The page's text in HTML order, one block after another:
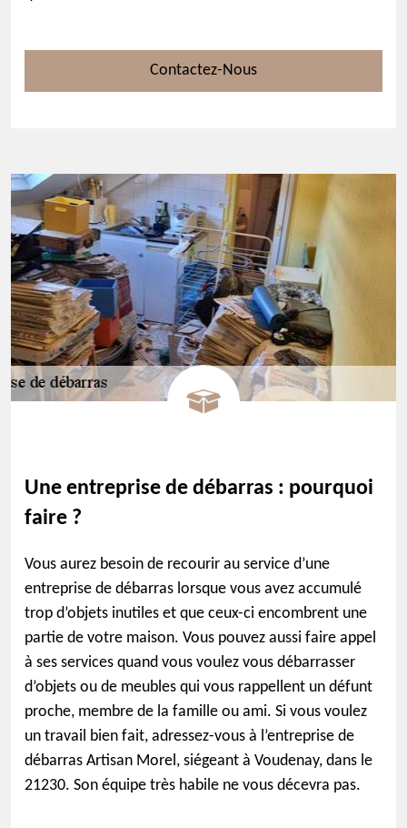
Contactez-Nous
Une entreprise de débarras : pourquoi
faire ?
Vous aurez besoin de recourir au service d’une
entreprise de débarras lorsque vous avez accumulé
trop d’objets inutiles et que ceux-ci encombrent une
partie de votre maison. Vous pouvez aussi faire appel
à ses services quand vous voulez vous débarrasser
d’objets ou de meubles qui vous rappellent un défunt
proche, membre de la famille ou ami. Si vous voulez
un travail bien fait, adressez-vous à l’entreprise de
débarras Artisan Morel, siégeant à Voudenay, dans le
21230. Son équipe très habile ne vous décevra pas.